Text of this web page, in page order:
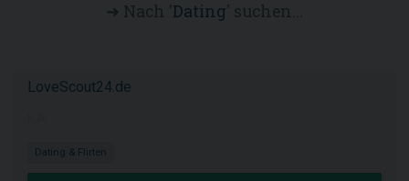
Dating
LoveScout24.de
Dating & Flirten